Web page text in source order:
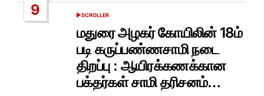
9
POSTED
SCROLLER
மதுரை அழகர் கோயிலின் 18ம்
படி கருப்பண்ணசாமி நடை
திறப்பு : ஆயிரக்கணக்கான
பக்தர்கள் சாமி தரிசனம்…